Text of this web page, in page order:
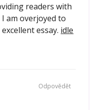
readers with
am overjoyed to
essay. idle
Odpovědět